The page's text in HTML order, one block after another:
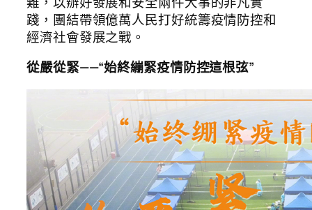
踐，團結帶領億萬人民打好統籌疫情防控和
經濟社會發展之戰。
從嚴從緊——“始終繃緊疫情防控這根弦”